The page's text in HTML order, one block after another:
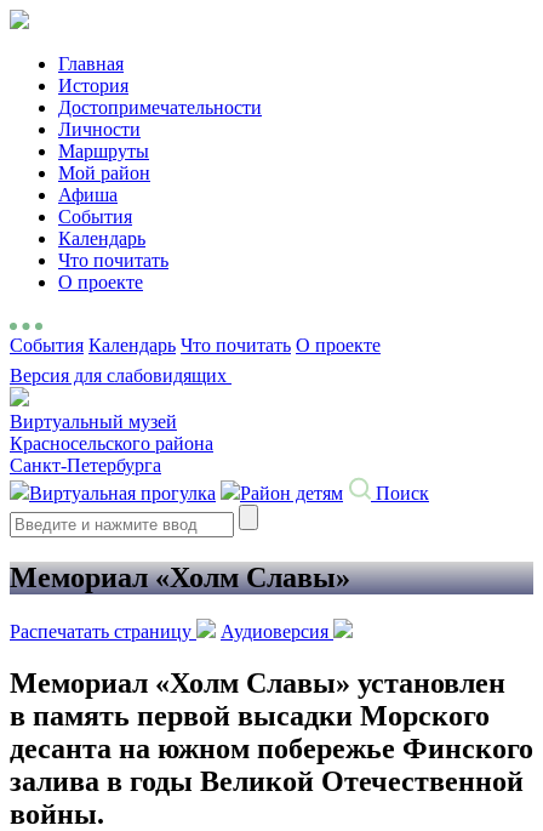
Главная
История
Достопримечательности
Личности
Маршруты
Мой район
Афиша
События
Календарь
Что почитать
О проекте
События Календарь Что почитать О проекте
Версия для слабовидящих
Виртуальный музей
Красносельского района
Санкт-Петербурга
Виртуальная прогулка
Район детям
Поиск
Search
Мемориал «Холм Славы»
Распечатать страницу Аудиоверсия
Мемориал «Холм Славы» установлен
в память первой высадки Морского
десанта на южном побережье Финского
залива в годы Великой Отечественной
войны.